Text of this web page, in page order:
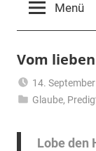
Menü
Vom
14.
Glaube,
Lobe den